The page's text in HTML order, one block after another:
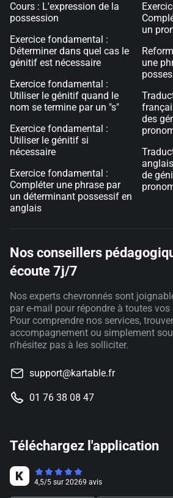
Cours : L'expression de la
possession
Exercice fondamental :
Déterminer dans quel cas le
génitif est nécessaire
Exercice fondamental :
Utiliser le génitif quand le
nom se termine par un "s"
Exercice fondamental :
Utiliser le génitif si
nécessaire
Exercice fondamental :
Compléter une phrase par
un déterminant possessif en
anglais
un
une
des
anglais
de
Nos conseillers
écoute 7j/7
Nos experts chevronnés sont
par e-mail pour répondre à toutes vos
Pour comprendre nos services,
accompagnement ou simplement
n'hésitez pas à les solliciter.
support@kartable.fr
01 76 38 08 47
Téléchargez l'application
4,5/5 sur 20269 avis